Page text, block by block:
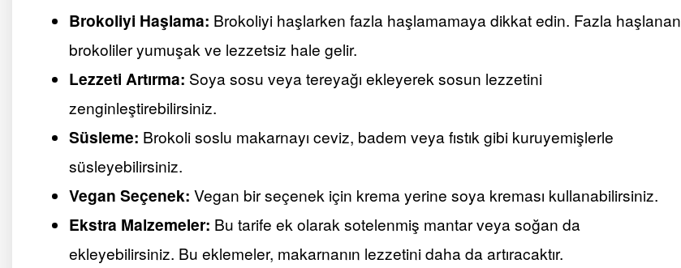
Brokoliyi Haşlama: Brokoliyi haşlarken fazla haşlamamaya dikkat edin. Fazla haşlanan
brokoliler yumuşak ve lezzetsiz hale gelir.
Lezzeti Artırma: Soya sosu veya tereyağı ekleyerek sosun lezzetini
zenginleştirebilirsiniz.
Süsleme: Brokoli soslu makarnayı ceviz, badem veya fıstık gibi kuruyemişlerle
süsleyebilirsiniz.
Vegan Seçenek: Vegan bir seçenek için krema yerine soya kreması kullanabilirsiniz.
Ekstra Malzemeler: Bu tarife ek olarak sotelenmiş mantar veya soğan da
ekleyebilirsiniz. Bu eklemeler, makarnanın lezzetini daha da artıracaktır.